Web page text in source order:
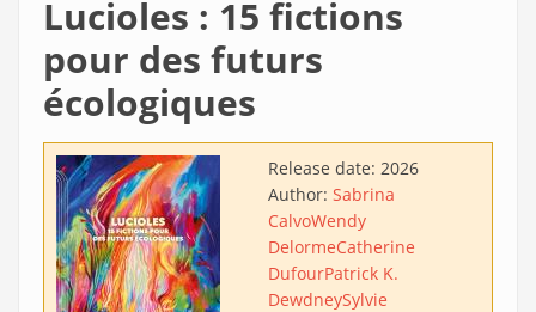
Lucioles : 15 fictions
pour des futurs
écologiques
Release date: 2026
Author: Sabrina
CalvoWendy
DelormeCatherine
DufourPatrick K.
DewdneySylvie